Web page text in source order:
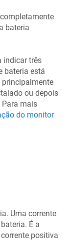
bateria
indicar três
bateria está
principalmente
ou depois
Para mais
do monitor
Uma corrente
É a
positiva